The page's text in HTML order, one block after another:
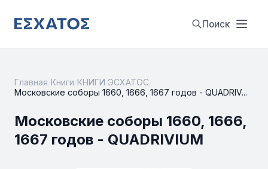
Поиск
Главная Книги КНИГИ ЭСХАТОС
Московские соборы 1660, 1666, 1667 годов - QUADRIV...
Московские соборы 1660, 1666,
1667 годов - QUADRIVIUM